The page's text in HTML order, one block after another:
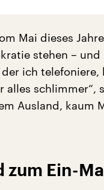
Mai dieses
stehen –
ich telefoniere,
alles schlimmer“,
Ausland, kaum
zum Ein-